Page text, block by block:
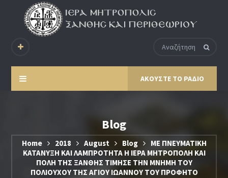
ΑΚΟΥΣΤΕ ΤΟ ΡΑΔΙΟ
Blog
Home 2018 August Blog
ΜΕ ΠΝΕΥΜΑΤΙΚΗ
ΚΑΤΑΝΥΞΗ ΚΑΙ ΛΑΜΠΡΟΤΗΤΑ Η ΙΕΡΑ ΜΗΤΡΟΠΟΛΗ ΚΑΙ
ΠΟΛΗ ΤΗΣ ΞΑΝΘΗΣ ΤΙΜΗΣΕ ΤΗΝ ΜΝΗΜΗ ΤΟΥ
ΠΟΛΙΟΥΧΟΥ ΤΗΣ ΑΓΙΟΥ ΙΩΑΝΝΟΥ ΤΟΥ ΠΡΟΦΗΤΟ